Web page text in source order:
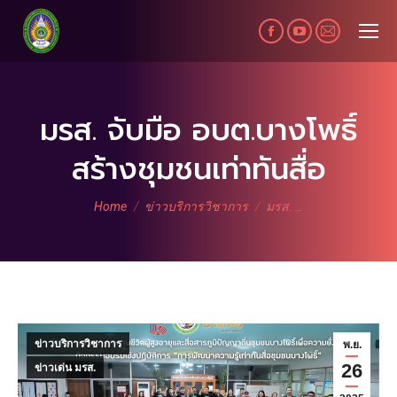
Facebook
page
new
window
YouTube
page
in
new
window
Mail
page
new
มรส. จับมือ อบต.บางโพธิ์
สร้างชุมชนเท่าทันสื่อ
You are here:
Home ข่าวบริการวิชาการ มรส. …
พ.ย.
26
ข่าวบริการวิชาการ
ข่าวเด่น มรส.